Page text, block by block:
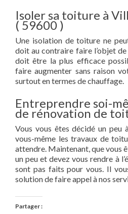
Isoler sa toiture à
( 59600 )
Une isolation de toiture ne
doit au contraire faire l’objet
doit être la plus efficace
faire augmenter sans raison
surtout en termes de chauffage.
Entreprendre soi-
de rénovation de
Vous vous êtes décidé un peu
vous-même les travaux de
attendre. Maintenant, que vous
un peu et devez vous rendre à
sont pas faits pour vous. Il
solution de faire appel à nos
Partager :